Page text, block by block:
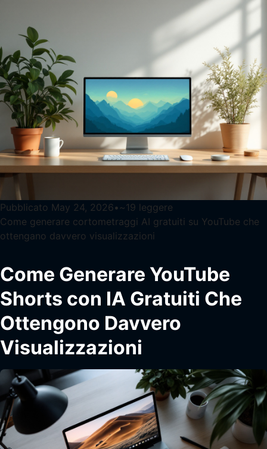
Pubblicato May 24, 2026• ~19 leggere
Come generare cortometraggi AI gratuiti su YouTube che
ottengano davvero visualizzazioni
Come Generare YouTube
Shorts con IA Gratuiti Che
Ottengono Davvero
Visualizzazioni